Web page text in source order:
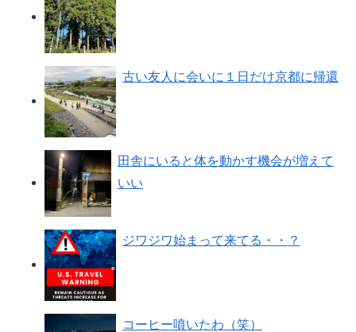
古い友人に会いに１日だけ京都に帰還
田舎にいると体を動かす機会が増えて
いい
ジワジワ始まって来てる・・？
コーヒー噴いたわ（笑）